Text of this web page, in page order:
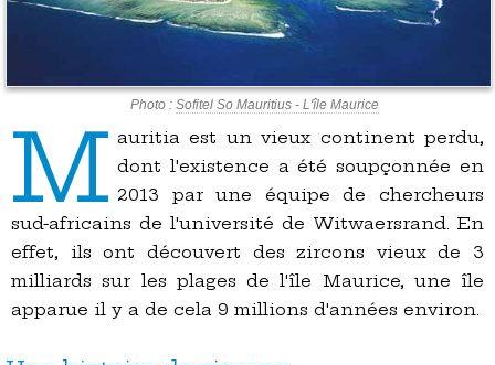
Photo : Sofitel So Mauritius - L'île Maurice
M auritia est un vieux continent perdu,
dont l'existence a été soupçonnée en
2013 par une équipe de chercheurs
sud-africains de l'université de Witwaersrand. En
effet, ils ont découvert des zircons vieux de 3
milliards sur les plages de l'île Maurice, une île
apparue il y a de cela 9 millions d'années environ.